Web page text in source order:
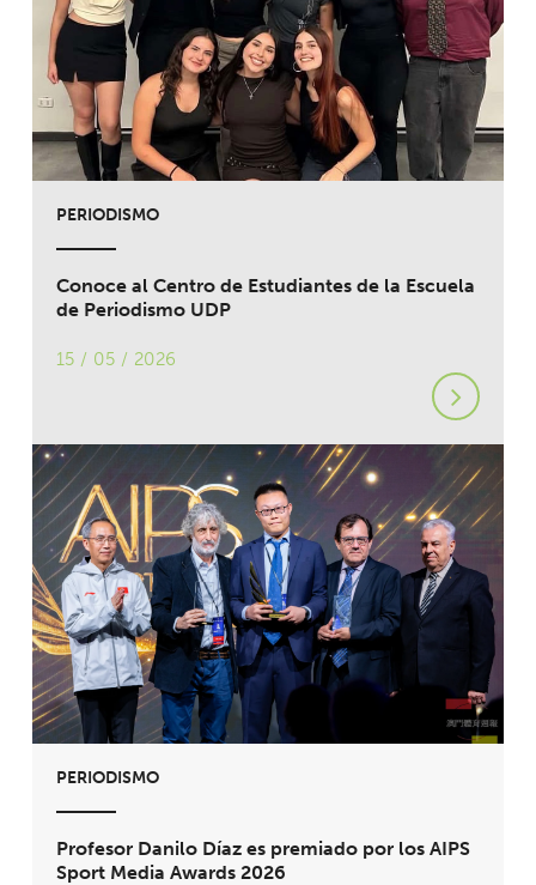
PERIODISMO
Conoce al Centro de Estudiantes de la Escuela
de Periodismo UDP
15 / 05 / 2026
PERIODISMO
Profesor Danilo Díaz es premiado por los AIPS
Sport Media Awards 2026